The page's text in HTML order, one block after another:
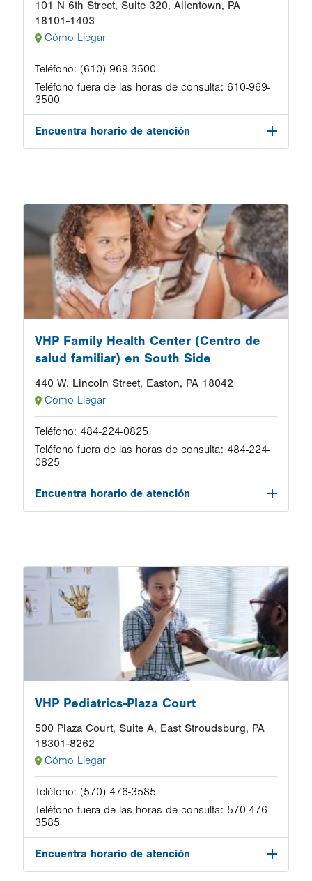
101 N 6th Street, Suite 320, Allentown, PA
18101-1403
Cómo Llegar
Teléfono: (610) 969-3500
Teléfono fuera de las horas de consulta: 610-969-
3500
Encuentra horario de atención
Image
VHP Family Health Center (Centro de
salud familiar) en South Side
440 W. Lincoln Street, Easton, PA 18042
Cómo Llegar
Teléfono: 484-224-0825
Teléfono fuera de las horas de consulta: 484-224-
0825
Encuentra horario de atención
Image
VHP Pediatrics-Plaza Court
500 Plaza Court, Suite A, East Stroudsburg, PA
18301-8262
Cómo Llegar
Teléfono: (570) 476-3585
Teléfono fuera de las horas de consulta: 570-476-
3585
Encuentra horario de atención